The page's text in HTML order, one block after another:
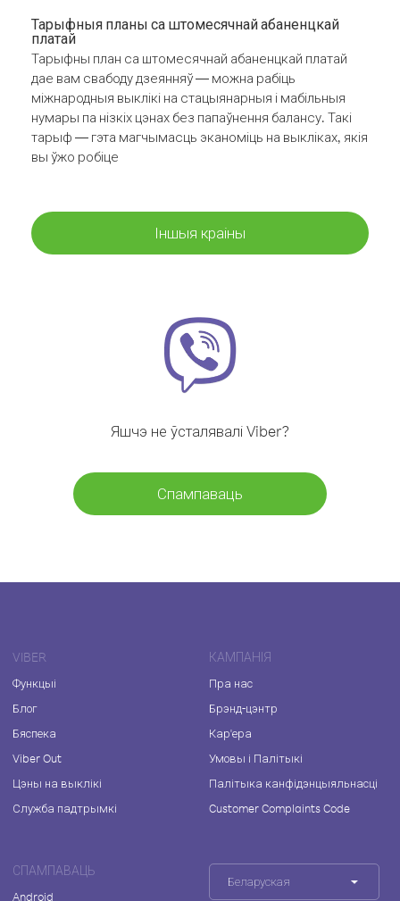
Тарыфныя планы са штомесячнай абаненцкай
платай
Тарыфны план са штомесячнай абаненцкай платай
дае вам свабоду дзеянняў — можна рабіць
міжнародныя выклікі на стацыянарныя і мабільныя
нумары па нізкіх цэнах без папаўнення балансу. Такі
тарыф — гэта магчымасць эканоміць на выкліках, якія
вы ўжо робіце
Іншыя краіны
Яшчэ не ўсталявалі Viber?
Спампаваць
VIBER
Функцыі
Блог
Бяспека
Viber Out
Цэны на выклікі
Служба падтрымкі
КАМПАНІЯ
Пра нас
Брэнд-цэнтр
Кар'ера
Умовы і Палітыкі
Палітыка канфідэнцыяльнасці
Customer Complaints Code
СПАМПАВАЦЬ
Android
Беларуская